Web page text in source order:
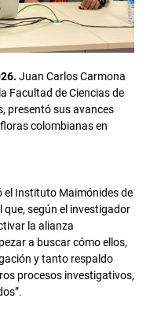
Juan Carlos Carmona
Facultad de Ciencias de
presentó sus avances
colombianas en
el Instituto Maimónides de
que, según el investigador
la alianza
a buscar cómo ellos,
y tanto respaldo
procesos investigativos,